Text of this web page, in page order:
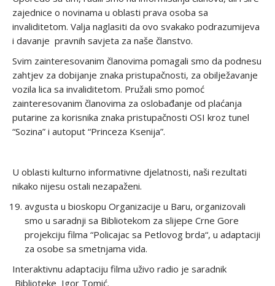
zajednice o novinama u oblasti prava osoba sa
invaliditetom. Valja naglasiti da ovo svakako podrazumijeva
i davanje pravnih savjeta za naše članstvo.
Svim zainteresovanim članovima pomagali smo da podnesu
zahtjev za dobijanje znaka pristupačnosti, za obilježavanje
vozila lica sa invaliditetom. Pružali smo pomoć
zainteresovanim članovima za oslobađanje od plaćanja
putarine za korisnika znaka pristupačnosti OSI kroz tunel
“Sozina” i autoput “Princeza Ksenija”.
U oblasti kulturno informativne djelatnosti, naši rezultati
nikako nijesu ostali nezapaženi.
avgusta u bioskopu Organizacije u Baru, organizovali
smo u saradnji sa Bibliotekom za slijepe Crne Gore
projekciju filma “Policajac sa Petlovog brda“, u adaptaciji
za osobe sa smetnjama vida.
Interaktivnu adaptaciju filma uživo radio je saradnik
Biblioteke Igor Tomić.